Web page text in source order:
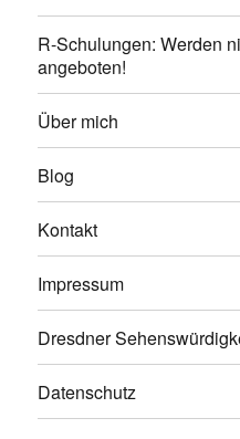
R-Schulungen: Werden
angeboten!
Über mich
Blog
Kontakt
Impressum
Dresdner
Datenschutz